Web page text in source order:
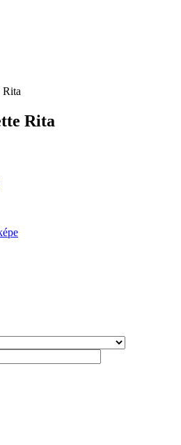
Rita
Rita